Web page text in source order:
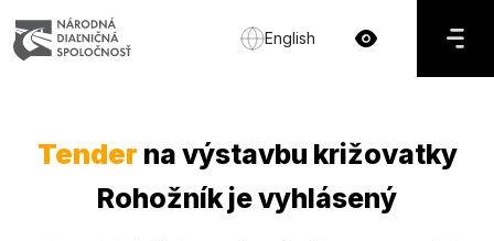
English
Tender na výstavbu križovatky
Rohožník je vyhlásený